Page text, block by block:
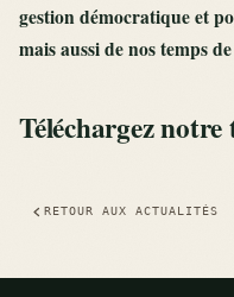
gestion démocratique et
mais aussi de nos temps
Téléchargez
RETOUR AUX ACTUALITÉS